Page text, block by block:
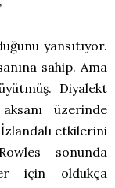
yansıtıyor.
sahip. Ama
Diyalekt
üzerinde
İzlandalı etkilerini
sonunda
için oldukça